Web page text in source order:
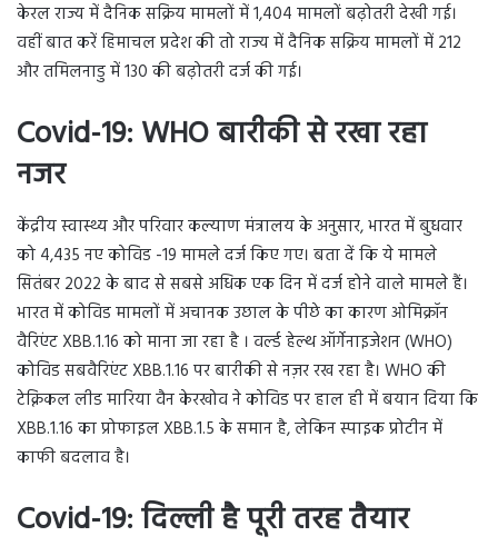
केरल राज्य में दैनिक सक्रिय मामलों में 1,404 मामलों बढ़ोतरी देखी गई।
वहीं बात करें हिमाचल प्रदेश की तो राज्य में दैनिक सक्रिय मामलों में 212
और तमिलनाडु में 130 की बढ़ोतरी दर्ज की गई।
Covid-19: WHO बारीकी से रखा रहा
नजर
केंद्रीय स्वास्थ्य और परिवार कल्याण मंत्रालय के अनुसार, भारत में बुधवार
को 4,435 नए कोविड -19 मामले दर्ज किए गए। बता दें कि ये मामले
सितंबर 2022 के बाद से सबसे अधिक एक दिन में दर्ज होने वाले मामले हैं।
भारत में कोविड मामलों में अचानक उछाल के पीछे का कारण ओमिक्रॉन
वैरिएंट XBB.1.16 को माना जा रहा है । वर्ल्ड हेल्थ ऑर्गेनाइजेशन (WHO)
कोविड सबवैरिएंट XBB.1.16 पर बारीकी से नज़र रख रहा है। WHO की
टेक्निकल लीड मारिया वैन केरखोव ने कोविड पर हाल ही में बयान दिया कि
XBB.1.16 का प्रोफाइल XBB.1.5 के समान है, लेकिन स्पाइक प्रोटीन में
काफी बदलाव है।
Covid-19:दिल्ली है पूरी तरह तैयार